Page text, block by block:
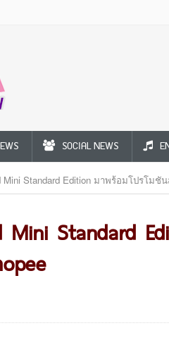
SOCIAL NEWS
Mini Standard Edition มาพร้อมโปรโมชั
Mini Standard